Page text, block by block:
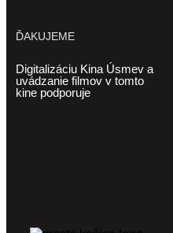
ĎAKUJEME
Digitalizáciu Kina Úsmev a
uvádzanie filmov v tomto
kine podporuje